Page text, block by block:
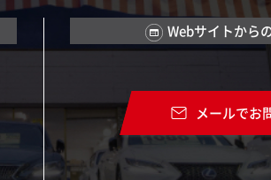
Webサイトから
メールでお